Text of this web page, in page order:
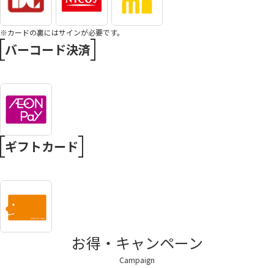
※カードの裏にはサインが必要です。
バーコード決済
ギフトカード
お得・キャンペーン
Campaign